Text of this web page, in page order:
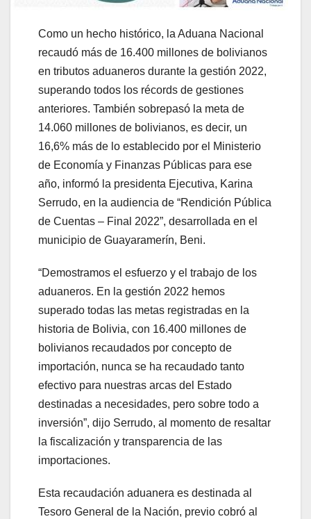
Como un hecho histórico, la Aduana Nacional
recaudó más de 16.400 millones de bolivianos
en tributos aduaneros durante la gestión 2022,
superando todos los récords de gestiones
anteriores. También sobrepasó la meta de
14.060 millones de bolivianos, es decir, un
16,6% más de lo establecido por el Ministerio
de Economía y Finanzas Públicas para ese
año, informó la presidenta Ejecutiva, Karina
Serrudo, en la audiencia de “Rendición Pública
de Cuentas – Final 2022”, desarrollada en el
municipio de Guayaramerín, Beni.
“Demostramos el esfuerzo y el trabajo de los
aduaneros. En la gestión 2022 hemos
superado todas las metas registradas en la
historia de Bolivia, con 16.400 millones de
bolivianos recaudados por concepto de
importación, nunca se ha recaudado tanto
efectivo para nuestras arcas del Estado
destinadas a necesidades, pero sobre todo a
inversión”, dijo Serrudo, al momento de resaltar
la fiscalización y transparencia de las
importaciones.
Esta recaudación aduanera es destinada al
Tesoro General de la Nación, previo cobró al